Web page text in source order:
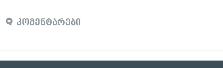
კომენტარები